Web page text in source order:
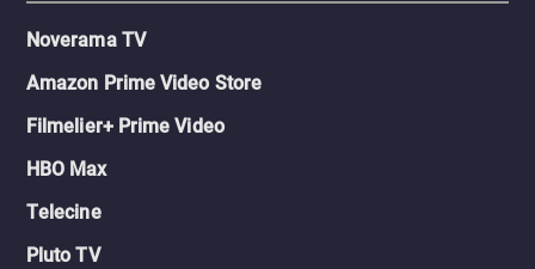
Noverama TV
Amazon Prime Video Store
Filmelier+ Prime Video
HBO Max
Telecine
Pluto TV